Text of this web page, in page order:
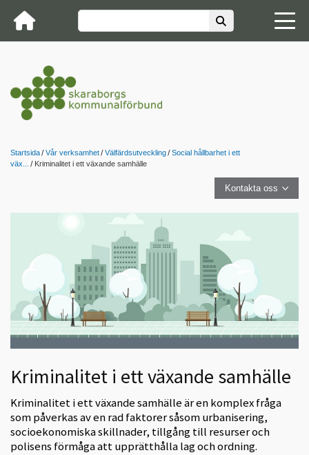
Startsida Vår verksamhet Välfärdsutveckling
Social hållbarhet i ett
väx...
Kriminalitet i ett växande samhälle
Kontakta oss
Kriminalitet i ett växande samhälle
Kriminalitet i ett växande samhälle är en komplex fråga
som påverkas av en rad faktorer såsom urbanisering,
socioekonomiska skillnader, tillgång till resurser och
polisens förmåga att upprätthålla lag och ordning.